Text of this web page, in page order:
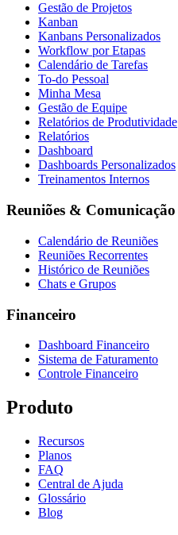
Gestão de Projetos
Kanban
Kanbans Personalizados
Workflow por Etapas
Calendário de Tarefas
To-do Pessoal
Minha Mesa
Gestão de Equipe
Relatórios de Produtividade
Relatórios
Dashboard
Dashboards Personalizados
Treinamentos Internos
Reuniões & Comunicação
Calendário de Reuniões
Reuniões Recorrentes
Histórico de Reuniões
Chats e Grupos
Financeiro
Dashboard Financeiro
Sistema de Faturamento
Controle Financeiro
Produto
Recursos
Planos
FAQ
Central de Ajuda
Glossário
Blog